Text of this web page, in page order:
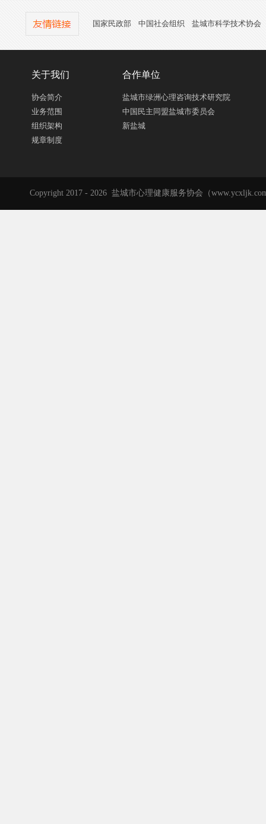
国家民政部 中国社会组织 盐城市科学技术协会
关于我们 合作单位
协会简介
业务范围
组织架构
规章制度
盐城市绿洲心理咨询技术研究院
中国民主同盟盐城市委员会
新盐城
Copyright 2017 - 2026 盐城市心理健康服务协会（